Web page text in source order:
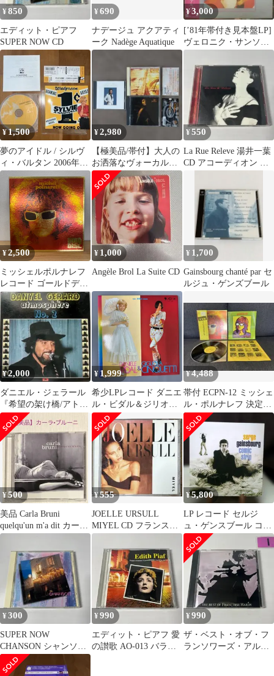
¥850
エディット・ピアフ
SUPER NOW CD
¥690
ナデージュ アクアティ
ーク Nadège Aquatique
¥3,000
[’81年帯付き見本盤LP]
ヴェロニク・サンソン
愛の花束 ベストアルバ
¥1,500
夢のアイドル / シルヴ
ィ・バルタン 2006年
BMGジャパン 紙ジャケ
ットCD
¥2,980
【極美品/帯付】大人の
お洒落なヴォーカル＆
ジャズ名盤CD 3枚まと
め売り
¥550
La Rue Releve 湯井一葉
CD アコーディオン シ
¥2,500
ミッシェルポルナレフ
レコード ゴールドディ
スク 決定盤 ECPN-12
Michel Polnareff LP 2枚
組仕様見開きジャケッ
ト 昭和レトロ 当時物
洋楽 ポップス ロック
名盤 愛の休日 シェリー
に口づけ 帯付き 希少
レア コレクター
¥ 1,000
Angèle Brol La Suite CD
¥ 1,700
Gainsbourg chanté par セ
ルジュ・ゲンズブール
¥2,000
ダニエル・ジェラール
『希望の架け橋/アトモ
スフェールNo.2』
¥ 1,999
希少LPレコード ダニエ
ル・ビダル＆ジリオ
ラ・チンクェッティ セ
ルダム・イン 帯なし
1970年代 レトロ 盤面良
¥4,488
帯付 ECPN-12 ミッシェ
ル・ポルナレフ 決定盤
A1/B1 初期盤 LP
¥500
美品 Carla Bruni
quelqu'un m'a dit カーラ
ブルーニ
¥555
JOELLE URSULL
MIYEL CD フランス海
外県 日本盤
¥5,800
LP レコード セルジ
ュ・ゲンスブール コミ
ック・ストリップ 輸入
盤
¥300
SUPER NOW
CHANSON シャンソン
ベストCD
¥990
エディット・ピアフ 愛
の讃歌 AO-013 バラ色
¥990
ザ・ベスト・オブ・フ
ランソワーズ・アルデ